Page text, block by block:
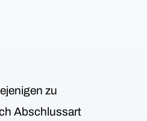
zu
Abschlussart